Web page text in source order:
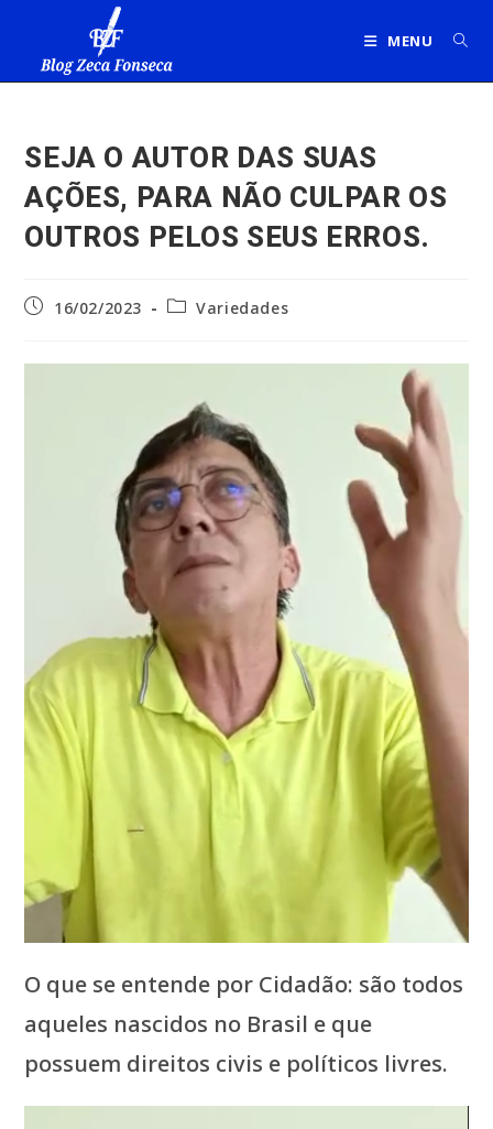
MENU
SEJA O AUTOR DAS SUAS
AÇÕES, PARA NÃO CULPAR OS
OUTROS PELOS SEUS ERROS.
Post16/02/2023
Categoria
Variedades
O que se entende por Cidadão: são todos
aqueles nascidos no Brasil e que
possuem direitos civis e políticos livres.